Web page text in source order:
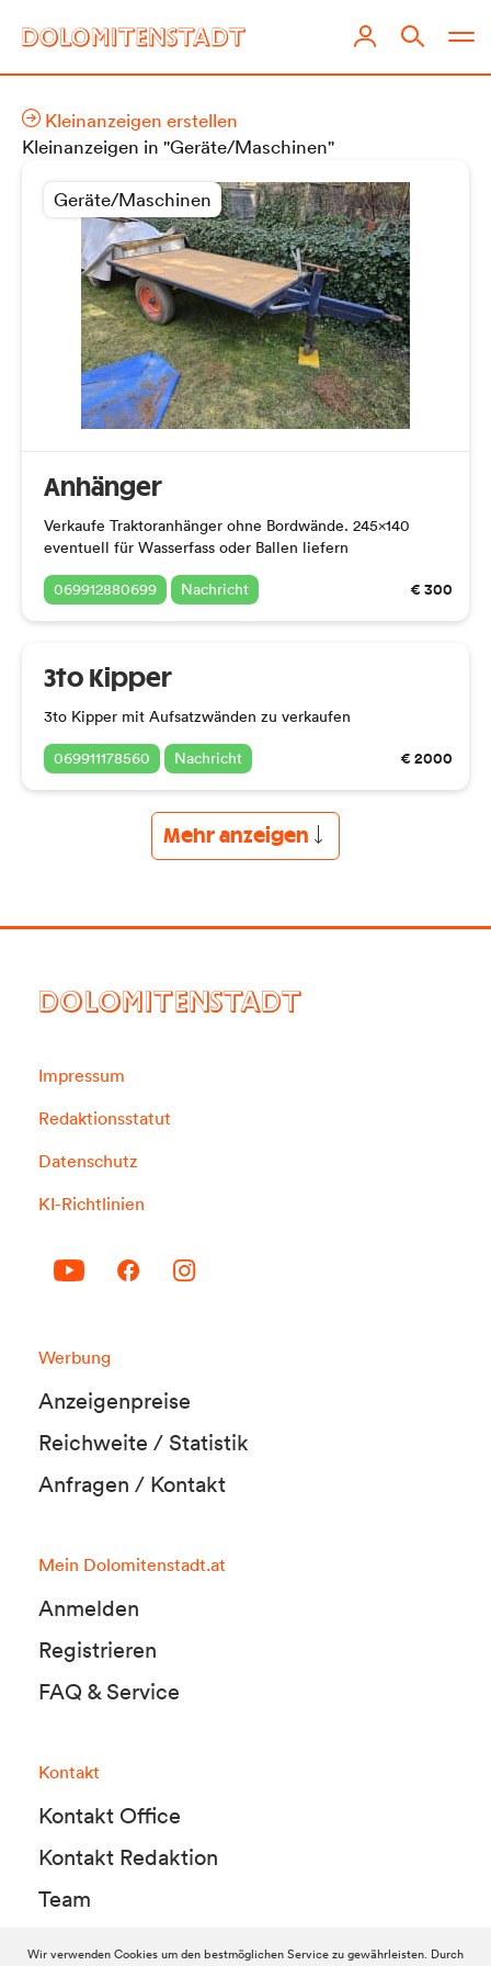
Kleinanzeigen erstellen
Kleinanzeigen in "Geräte/Maschinen"
Geräte/Maschinen
Anhänger
Verkaufe Traktoranhänger ohne Bordwände. 245x140
eventuell für Wasserfass oder Ballen liefern
069912880699 Nachricht € 300
3to Kipper
3to Kipper mit Aufsatzwänden zu verkaufen
069911178560 Nachricht € 2000
Mehr anzeigen
DOLOMITENSTADT
Impressum
Redaktionsstatut
Datenschutz
KI-Richtlinien
Werbung
Anzeigenpreise
Reichweite / Statistik
Anfragen / Kontakt
Mein Dolomitenstadt.at
Anmelden
Registrieren
FAQ & Service
Kontakt
Kontakt Office
Kontakt Redaktion
Team
Wir verwenden Cookies um den bestmöglichen Service zu gewährleisten. Durch